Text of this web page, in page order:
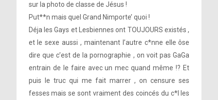
sur la photo de classe de Jésus !
Put**n mais quel Grand Nimporte’ quoi !
Déja les Gays et Lesbiennes ont TOUJOURS existés ,
et le sexe aussi , maintenant l’autre c*nne elle ôse
dire que c’est de la pornographie , on voit pas GaGa
entrain de le faire avec un mec quand même !? Et
puis le truc qui me fait marrer , on censure ses
fesses mais se sont vraiment des coincés du c*l les